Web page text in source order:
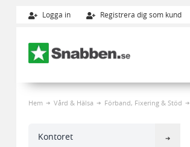
Logga in Registrera dig som kund
Hem Vård & Hälsa Förband, Fixering & Stöd
Kontoret